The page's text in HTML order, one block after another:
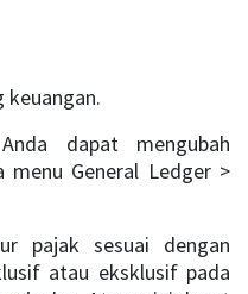
dapat mengubah
menu General Ledger >
pajak sesuai dengan
atau eksklusif pada